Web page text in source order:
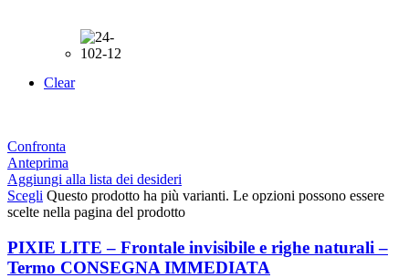
Clear
Confronta
Anteprima
Aggiungi alla lista dei desideri
Scegli Questo prodotto ha più varianti. Le opzioni possono essere
scelte nella pagina del prodotto
PIXIE LITE – Frontale invisibile e righe naturali –
Termo CONSEGNA IMMEDIATA